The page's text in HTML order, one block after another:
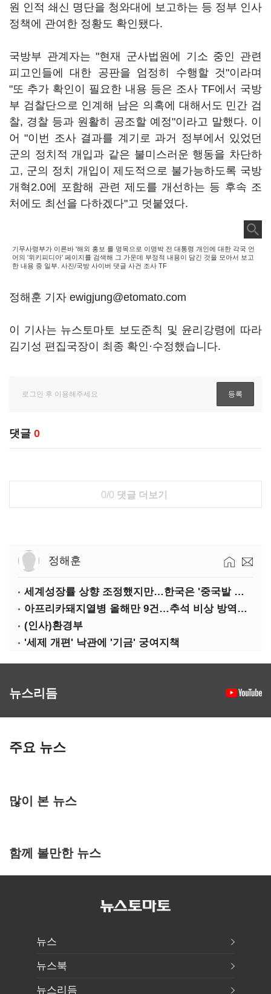
원 인적 쇄신 명단을 청와대에 보고하는 등 정부 인사
정책에 관여한 정황도 확인됐다.
국방부 관계자는 "현재 군사법원에 기소 중인 관련
피고인들에 대한 공판을 엄정히 수행할 것"이라며
"또 추가 확인이 필요한 내용 등은 조사 TF에서 국방
부 검찰단으로 인계해 남은 의혹에 대해서도 민간 검
찰, 경찰 등과 원활히 공조할 예정"이라고 말했다. 이
어 "이번 조사 결과를 계기로 과거 정부에서 있었던
군의 정치적 개입과 같은 불미스러운 행동을 차단하
고, 군의 정치 개입이 제도적으로 불가능하도록 국방
개혁2.0에 포함해 관련 제도를 개선하는 등 후속 조
처에도 최선을 다하겠다"고 덧붙였다.
기무사령부가 이른바 '해외 홍보 를 명목으로 이명박 전 대통령 개인에 대한 각국 언
어의 '위키피디아' 페이지를 검색해 그 가운데 부정적 내용이 담긴 것을 모아서 보고
한 내용 중 일부. 사진/국방 사이버 댓글 사건 조사 TF
정해훈 기자 ewigjung@etomato.com
이 기사는 뉴스토마토 보도준칙 및 윤리강령에 따라
김기성 편집국장이 최종 확인·수정했습니다.
댓글 0
0/0 댓글 더보기
정해훈
세계성장률 상향 조정했지만…한국은 '중국발 살얼음판'
아프리카돼지열병 올해만 9건…추석 비상 방역에 '총력'
(인사)환경부
'세제 개편' 낙관에 '기금' 궁여지책
뉴스리듬
주요 뉴스
많이 본 뉴스
함께 볼만한 뉴스
뉴스
뉴스북
뉴스리듬